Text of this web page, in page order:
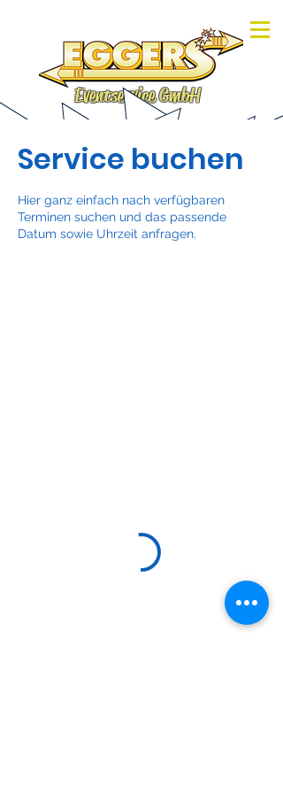
Eventservice GmbH
Service buchen
Hier ganz einfach nach verfügbaren
Terminen suchen und das passende
Datum sowie Uhrzeit anfragen.